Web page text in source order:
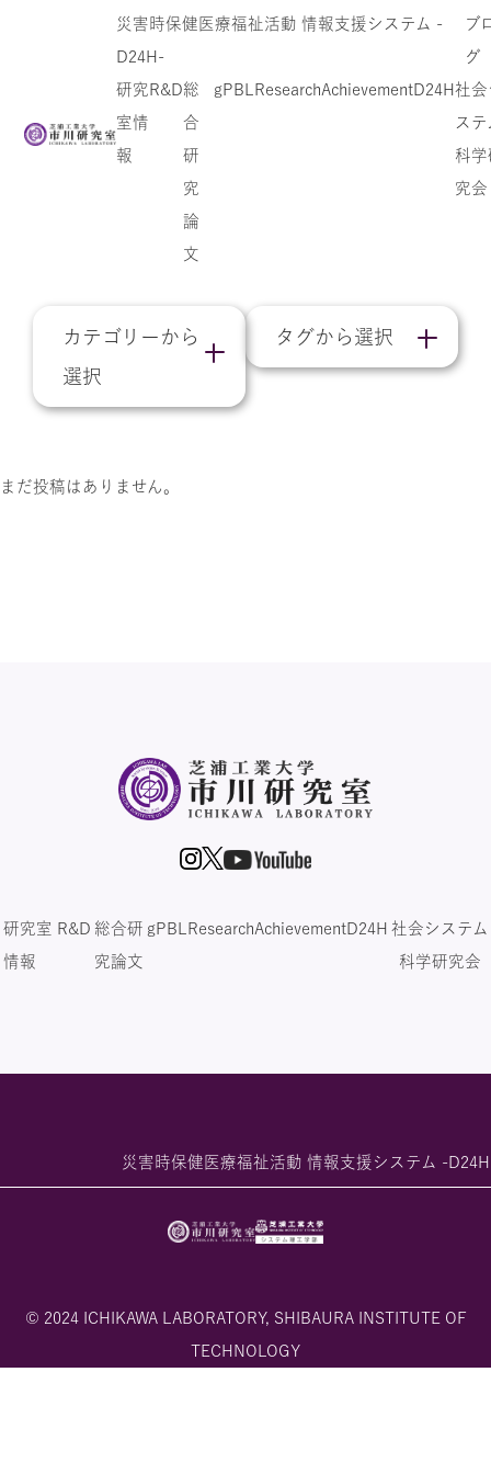
災害時保健医療福祉活動 情報支援システム -
D24H-
ブ
グ
研究
室情
報
R&D総
合
研
究
論
文
gPBL ResearchAchievementD24H社会
ステ
科学
究会
カテゴリーから
選択
タグから選択
まだ投稿はありません。
研究室
情報
R&D 総合研
究論文
gPBL ResearchAchievementD24H 社会システム
科学研究会
災害時保健医療福祉活動 情報支援システム -
© 2024 ICHIKAWA LABORATORY, SHIBAURA INSTITUTE OF
TECHNOLOGY